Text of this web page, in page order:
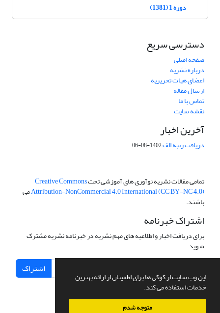
این وب سایت از کوکی ها برای اطمینان از ارائه بهترین
خدمات استفاده می کند.
متوجه شدم
دوره 1 (1381)
دسترسی سریع
صفحه اصلی
درباره نشریه
اعضای هیات تحریریه
ارسال مقاله
تماس با ما
نقشه سایت
آخرین اخبار
دریافت رتبه الف1402-08-06
تمامی مقالات نشریه نوآوری های آموزشی تحتCreative Commons
Attribution-NonCommercial 4.0 International (CC BY-NC 4.0)می
باشند.
اشتراک خبرنامه
برای دریافت اخبار و اطلاعیه های مهم نشریه در خبرنامه نشریه مشترک
شوید.
اشتراک